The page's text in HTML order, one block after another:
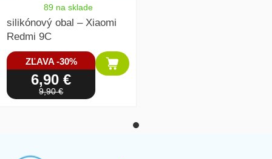
89 na sklade
silikónový obal – Xiaomi
Redmi 9C
ZĽAVA -30%
6,90 €
9,90 €